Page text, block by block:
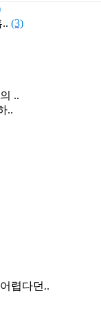
(3)
..
..
렵다던..